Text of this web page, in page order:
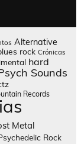
Alternative
rock Crónicas
hard
Sounds
Records
Metal
Rock